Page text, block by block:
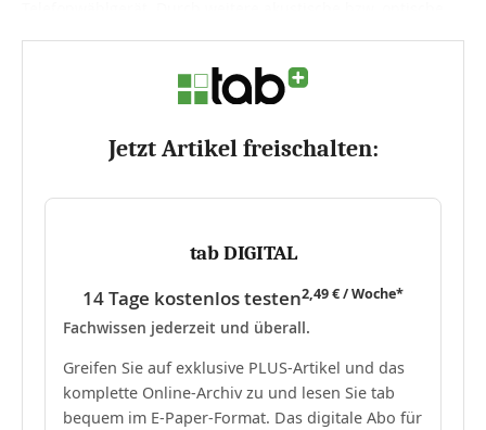
Jetzt Artikel freischalten:
tab DIGITAL
14 Tage kostenlos testen2,49 € / Woche*
Fachwissen jederzeit und überall.
Greifen Sie auf exklusive PLUS-Artikel und das
komplette Online-Archiv zu und lesen Sie tab
bequem im E-Paper-Format. Das digitale Abo für